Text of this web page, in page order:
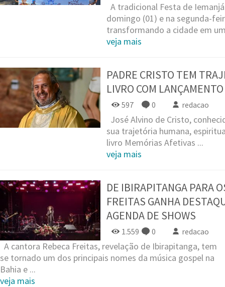
A tradicional Festa de
domingo (01) e na segunda-
transformando a cidade em
veja mais
PADRE CRISTO TEM
LIVRO COM
597 0 redacao
José Alvino de Cristo,
sua trajetória humana,
livro Memórias Afetivas ...
veja mais
DE IBIRAPITANGA PARA
FREITAS GANHA
AGENDA DE SHOWS
1.559 0 redacao
A cantora Rebeca Freitas, revelação de Ibirapitanga, tem
se tornado um dos principais nomes da música gospel na
Bahia e ...
veja mais